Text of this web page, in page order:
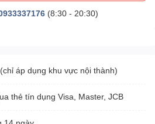
(8:30 - 20:30)
áp dụng khu vực nội thành)
thẻ tín dụng Visa, Master, JCB